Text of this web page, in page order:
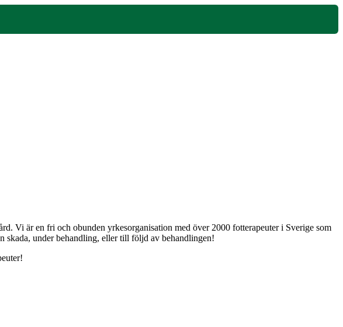
Vi är en fri och obunden yrkesorganisation med över 2000 fotterapeuter i Sverige som
skada, under behandling, eller till följd av behandlingen!